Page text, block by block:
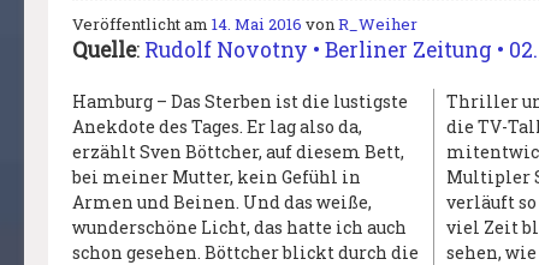
Veröffentlicht am 14. Mai 2016 vonR_Weiher
Quelle: Rudolf Novotny • Berliner Zeitung •
Hamburg – Das Sterben ist die lustigste
Anekdote des Tages. Er lag also da,
erzählt Sven Böttcher, auf diesem Bett,
bei meiner Mutter, kein Gefühl in
Armen und Beinen. Und das weiße,
wunderschöne Licht, das hatte ich auch
schon gesehen. Böttcher blickt durch die
Thriller
die TV-
Multipler
verläuft
viel Zeit
sehen,